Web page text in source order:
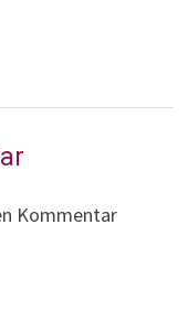
Kommentar